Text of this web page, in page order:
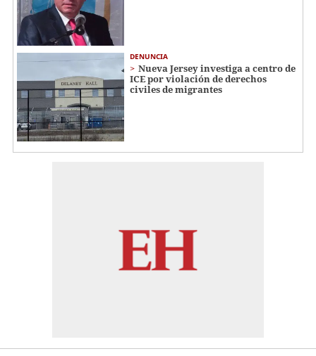
DENUNCIA
Nueva Jersey investiga a centro de
ICE por violación de derechos
civiles de migrantes